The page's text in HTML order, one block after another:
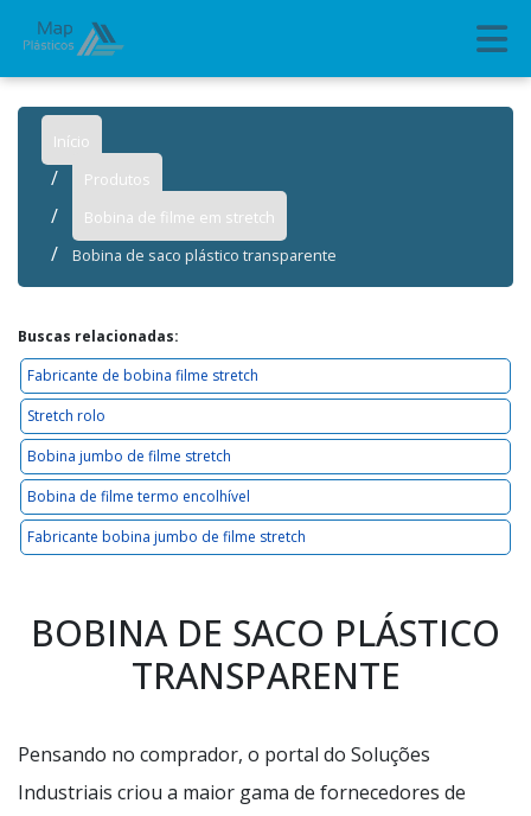
Início
Produtos
Bobina de filme em stretch
Bobina de saco plástico transparente
Buscas relacionadas:
Fabricante de bobina filme stretch
Stretch rolo
Bobina jumbo de filme stretch
Bobina de filme termo encolhível
Fabricante bobina jumbo de filme stretch
BOBINA DE SACO PLÁSTICO
TRANSPARENTE
Pensando no comprador, o portal do Soluções
Industriais criou a maior gama de fornecedores de